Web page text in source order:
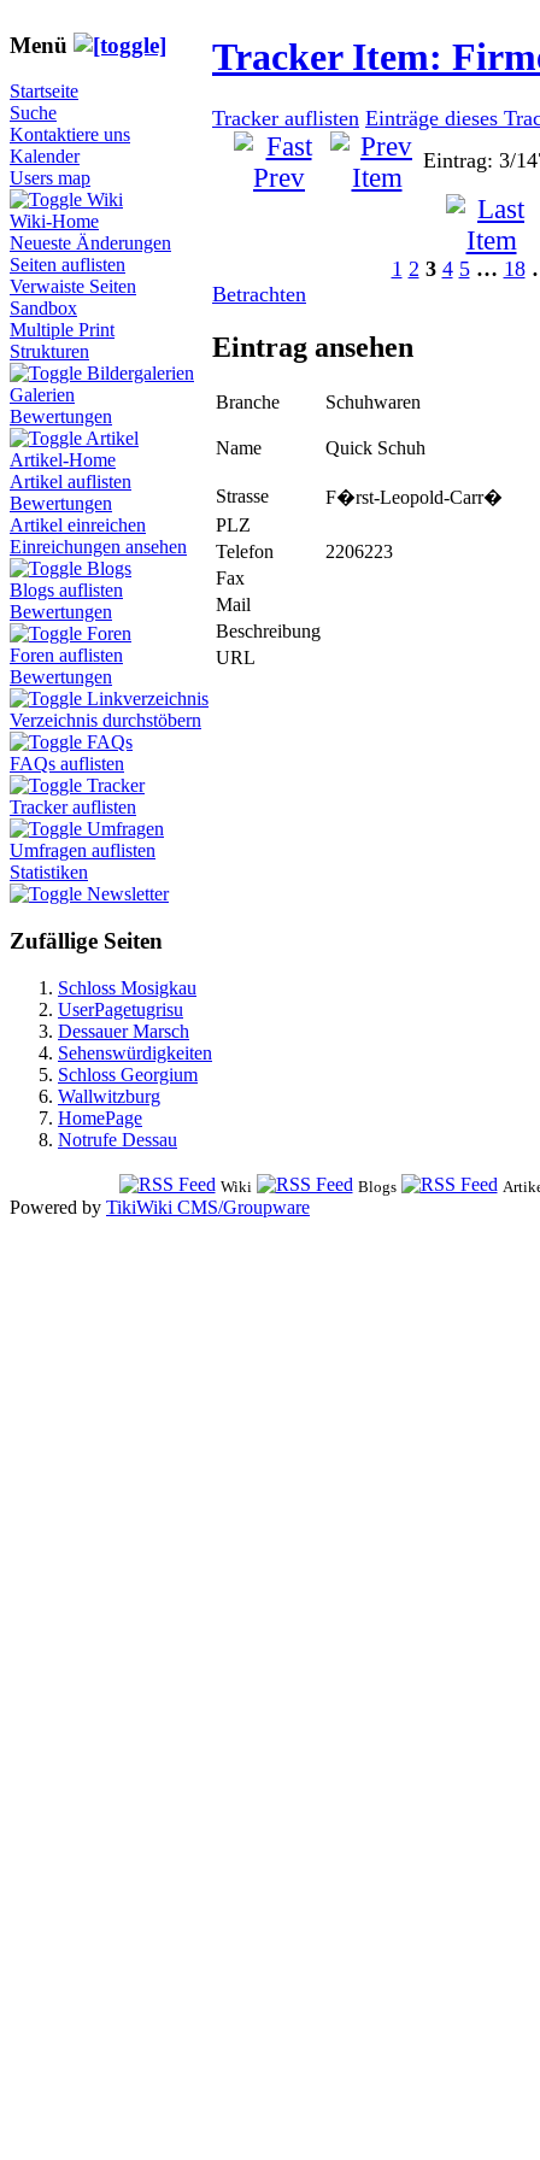
Menü
Startseite
Suche
Kontaktiere uns
Kalender
Users map
Wiki
Wiki-Home
Neueste Änderungen
Seiten auflisten
Verwaiste Seiten
Sandbox
Multiple Print
Strukturen
Bildergalerien
Galerien
Bewertungen
Artikel
Artikel-Home
Artikel auflisten
Bewertungen
Artikel einreichen
Einreichungen ansehen
Blogs
Blogs auflisten
Bewertungen
Foren
Foren auflisten
Bewertungen
Linkverzeichnis
Verzeichnis durchstöbern
FAQs
FAQs auflisten
Tracker
Tracker auflisten
Umfragen
Umfragen auflisten
Statistiken
Newsletter
Zufällige Seiten
Schloss Mosigkau
UserPagetugrisu
Dessauer Marsch
Sehenswürdigkeiten
Schloss Georgium
Wallwitzburg
HomePage
Notrufe Dessau
Tracker Item:
Tracker auflisten Einträge dieses
Eintrag: 3/
1 2 3 4 5 … 18
Betrachten
Eintrag ansehen
Branche Schuhwaren
Name Quick Schuh
Strasse
F�rst-Leopold-Carr�
PLZ
Telefon
2206223
Fax
Mail
Beschreibung
URL
Wiki Blogs
Powered by TikiWiki CMS/Groupware